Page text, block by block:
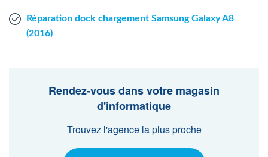
Réparation dock chargement Samsung Galaxy A8
(2016)
Rendez-vous dans votre magasin
d'informatique
Trouvez l'agence la plus proche